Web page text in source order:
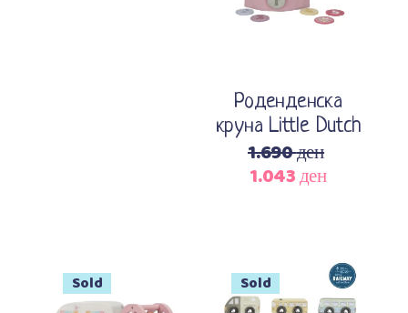
Роденденска
круна Little Dutch
1.690ден
Original
1.043денCurrent
Sale
Sold Sold